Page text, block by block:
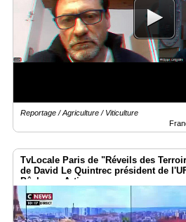
Reportage / Agriculture / Viticulture
TvLocale Paris de "Réveils des
de David Le Quintrec président de
Pêcheurs Artisans